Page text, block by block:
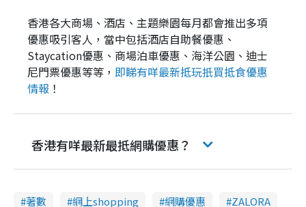
香港各大商場、酒店、主題樂園每月都會推出多項
優惠吸引客人，當中包括酒店自助餐優惠、
Staycation優惠、商場泊車優惠、海洋公園、迪士
尼門票優惠等等， 即睇有咩最新抵玩扺買抵食優惠
情報 ！
香港有咩最新最抵網購優惠？
著數 網上shopping 網購優惠 ZALORA